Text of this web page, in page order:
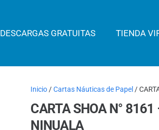
DESCARGAS GRATUITAS TIENDA
Inicio /Cartas Náuticas de Papel /
CARTA SHOA N°
NINUALA